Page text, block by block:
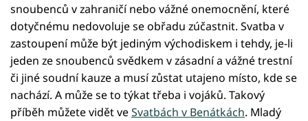
snoubenců v zahraničí nebo vážné onemocnění, které
dotyčnému nedovoluje se obřadu zúčastnit. Svatba v
zastoupení může být jediným východiskem i tehdy, je-li
jeden ze snoubenců svědkem v zásadní a vážné trestní
či jiné soudní kauze a musí zůstat utajeno místo, kde se
nachází. A může se to týkat třeba i vojáků. Takový
příběh můžete vidět veSvatbách v Benátkách. Mladý